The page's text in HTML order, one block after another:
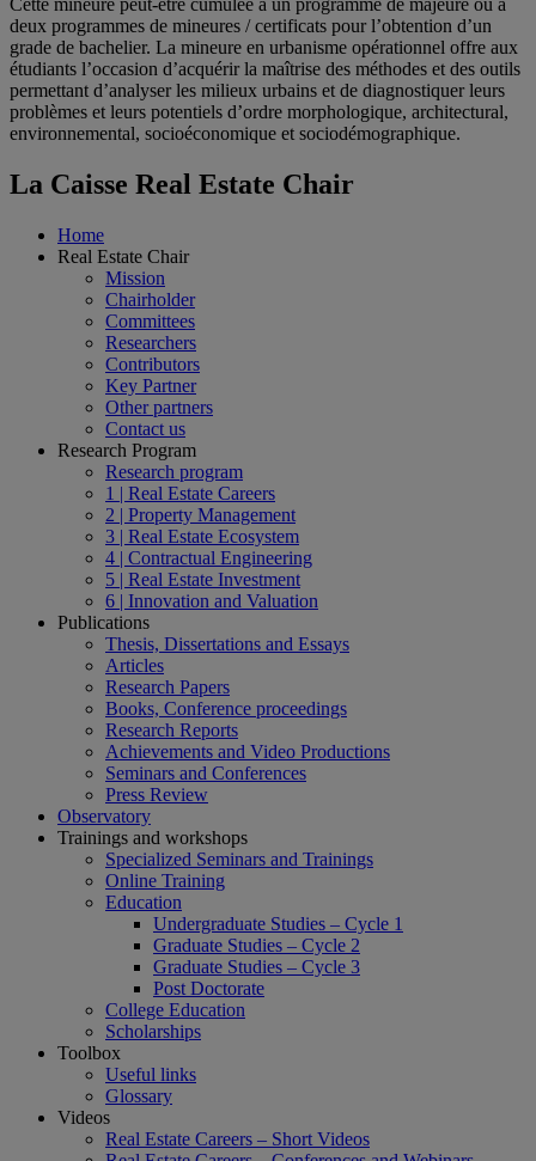
Cette mineure peut-être cumulée à un programme de majeure ou à
deux programmes de mineures / certificats pour l’obtention d’un
grade de bachelier. La mineure en urbanisme opérationnel offre aux
étudiants l’occasion d’acquérir la maîtrise des méthodes et des outils
permettant d’analyser les milieux urbains et de diagnostiquer leurs
problèmes et leurs potentiels d’ordre morphologique, architectural,
environnemental, socioéconomique et sociodémographique.
La Caisse Real Estate Chair
Home
Real Estate Chair
Mission
Chairholder
Committees
Researchers
Contributors
Key Partner
Other partners
Contact us
Research Program
Research program
1 | Real Estate Careers
2 | Property Management
3 | Real Estate Ecosystem
4 | Contractual Engineering
5 | Real Estate Investment
6 | Innovation and Valuation
Publications
Thesis, Dissertations and Essays
Articles
Research Papers
Books, Conference proceedings
Research Reports
Achievements and Video Productions
Seminars and Conferences
Press Review
Observatory
Trainings and workshops
Specialized Seminars and Trainings
Online Training
Education
Undergraduate Studies – Cycle 1
Graduate Studies – Cycle 2
Graduate Studies – Cycle 3
Post Doctorate
College Education
Scholarships
Toolbox
Useful links
Glossary
Videos
Real Estate Careers – Short Videos